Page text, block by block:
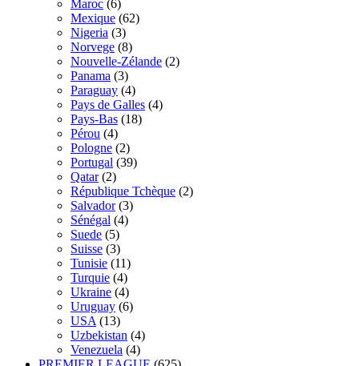
Maroc (6)
Mexique (62)
Nigeria (3)
Norvege (8)
Nouvelle-Zélande (2)
Panama (3)
Paraguay (4)
Pays de Galles (4)
Pays-Bas (18)
Pérou (4)
Pologne (2)
Portugal (39)
Qatar (2)
République Tchèque (2)
Salvador (3)
Sénégal (4)
Suede (5)
Suisse (3)
Tunisie (11)
Turquie (4)
Ukraine (4)
Uruguay (6)
USA (13)
Uzbekistan (4)
Venezuela (4)